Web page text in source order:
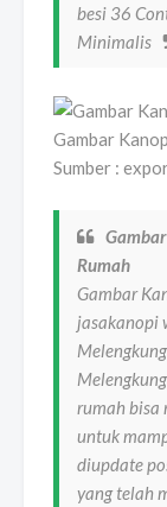
besi 36
Minimalis
Gambar
Sumber :
Rumah
Gambar
jasakanopi
rumah bisa
untuk
diupdate
yang telah